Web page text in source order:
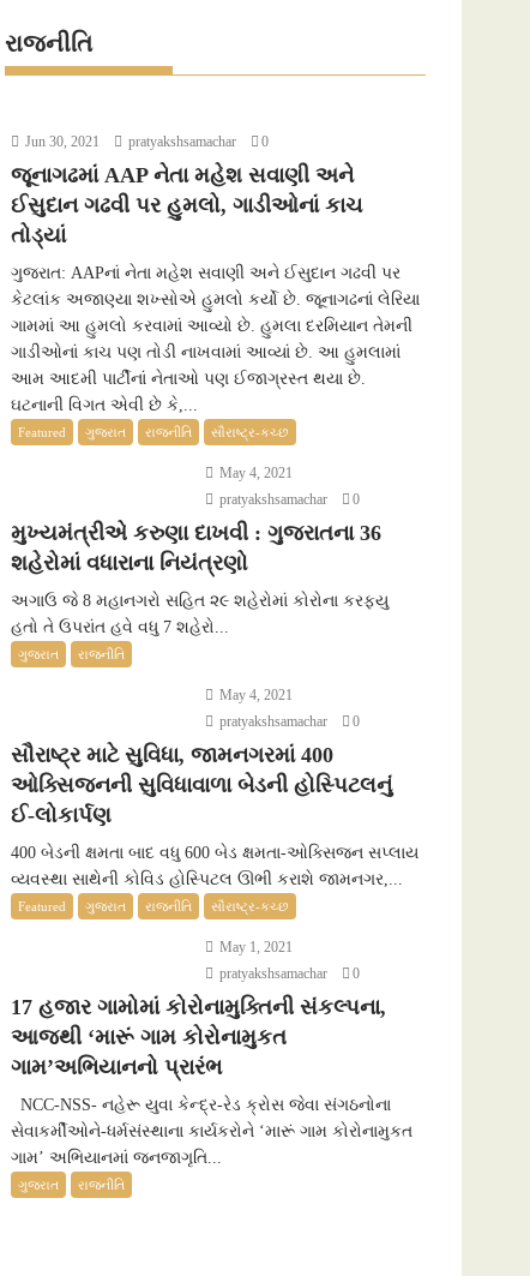
રાજનીતિ
Jun 30, 2021 pratyakshsamachar 0
જૂનાગઢમાં AAP નેતા મહેશ સવાણી અને
ઈસુદાન ગઢવી પર હુમલો, ગાડીઓનાં કાચ
તોડ્યાં
ગુજરાત: AAPનાં નેતા મહેશ સવાણી અને ઈસુદાન ગઢવી પર
કેટલાંક અજાણ્યા શખ્સોએ હુમલો કર્યો છે. જૂનાગઢનાં લેરિયા
ગામમાં આ હુમલો કરવામાં આવ્યો છે. હુમલા દરમિયાન તેમની
ગાડીઓનાં કાચ પણ તોડી નાખવામાં આવ્યાં છે. આ હુમલામાં
આમ આદમી પાર્ટીનાં નેતાઓ પણ ઈજાગ્રસ્ત થયા છે.
ઘટનાની વિગત એવી છે કે,...
Featured ગુજરાત રાજનીતિ સૌરાષ્ટ્ર-કચ્છ
May 4, 2021
pratyakshsamachar
0
મુખ્યમંત્રીએ કરુણા દાખવી : ગુજરાતના 36
શહેરોમાં વધારાના નિયંત્રણો
અગાઉ જે 8 મહાનગરો સહિત ૨૯ શહેરોમાં કોરોના કરફ્યુ
હતો તે ઉપરાંત હવે વધુ 7 શહેરો...
ગુજરાત રાજનીતિ
May 4, 2021
pratyakshsamachar
0
સૌરાષ્ટ્ર માટે સુવિધા, જામનગરમાં 400
ઓક્સિજનની સુવિધાવાળા બેડની હોસ્પિટલનું
ઈ-લોકાર્પણ
400 બેડની ક્ષમતા બાદ વધુ 600 બેડ ક્ષમતા-ઓક્સિજન સપ્લાય
વ્યવસ્થા સાથેની કોવિડ હોસ્પિટલ ઊભી કરાશે જામનગર,...
Featured ગુજરાત રાજનીતિ સૌરાષ્ટ્ર-કચ્છ
May 1, 2021
pratyakshsamachar
0
17 હજાર ગામોમાં કોરોનામુક્તિની સંકલ્પના,
આજથી ‘મારૂં ગામ કોરોનામુકત
ગામ’અભિયાનનો પ્રારંભ
NCC-NSS- નહેરૂ યુવા કેન્દ્ર-રેડ ક્રોસ જેવા સંગઠનોના
સેવાકર્મીઓને-ધર્મસંસ્થાના કાર્યકરોને ‘મારૂં ગામ કોરોનામુકત
ગામ’ અભિયાનમાં જનજાગૃતિ...
ગુજરાત રાજનીતિ